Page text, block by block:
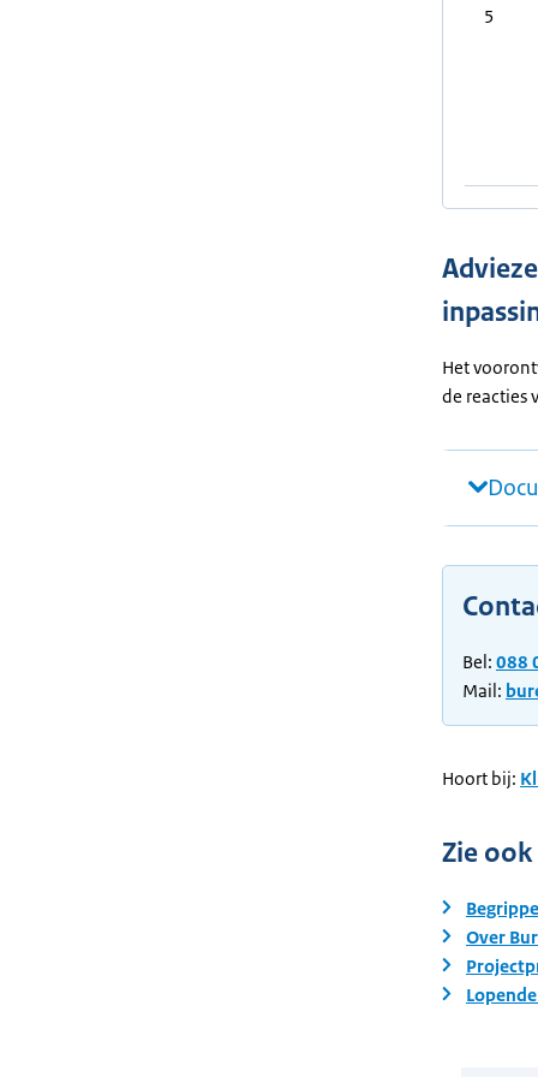
5
Het
de reacties
Bel: 088
Mail:
Hoort bij:
Zie ook
Over